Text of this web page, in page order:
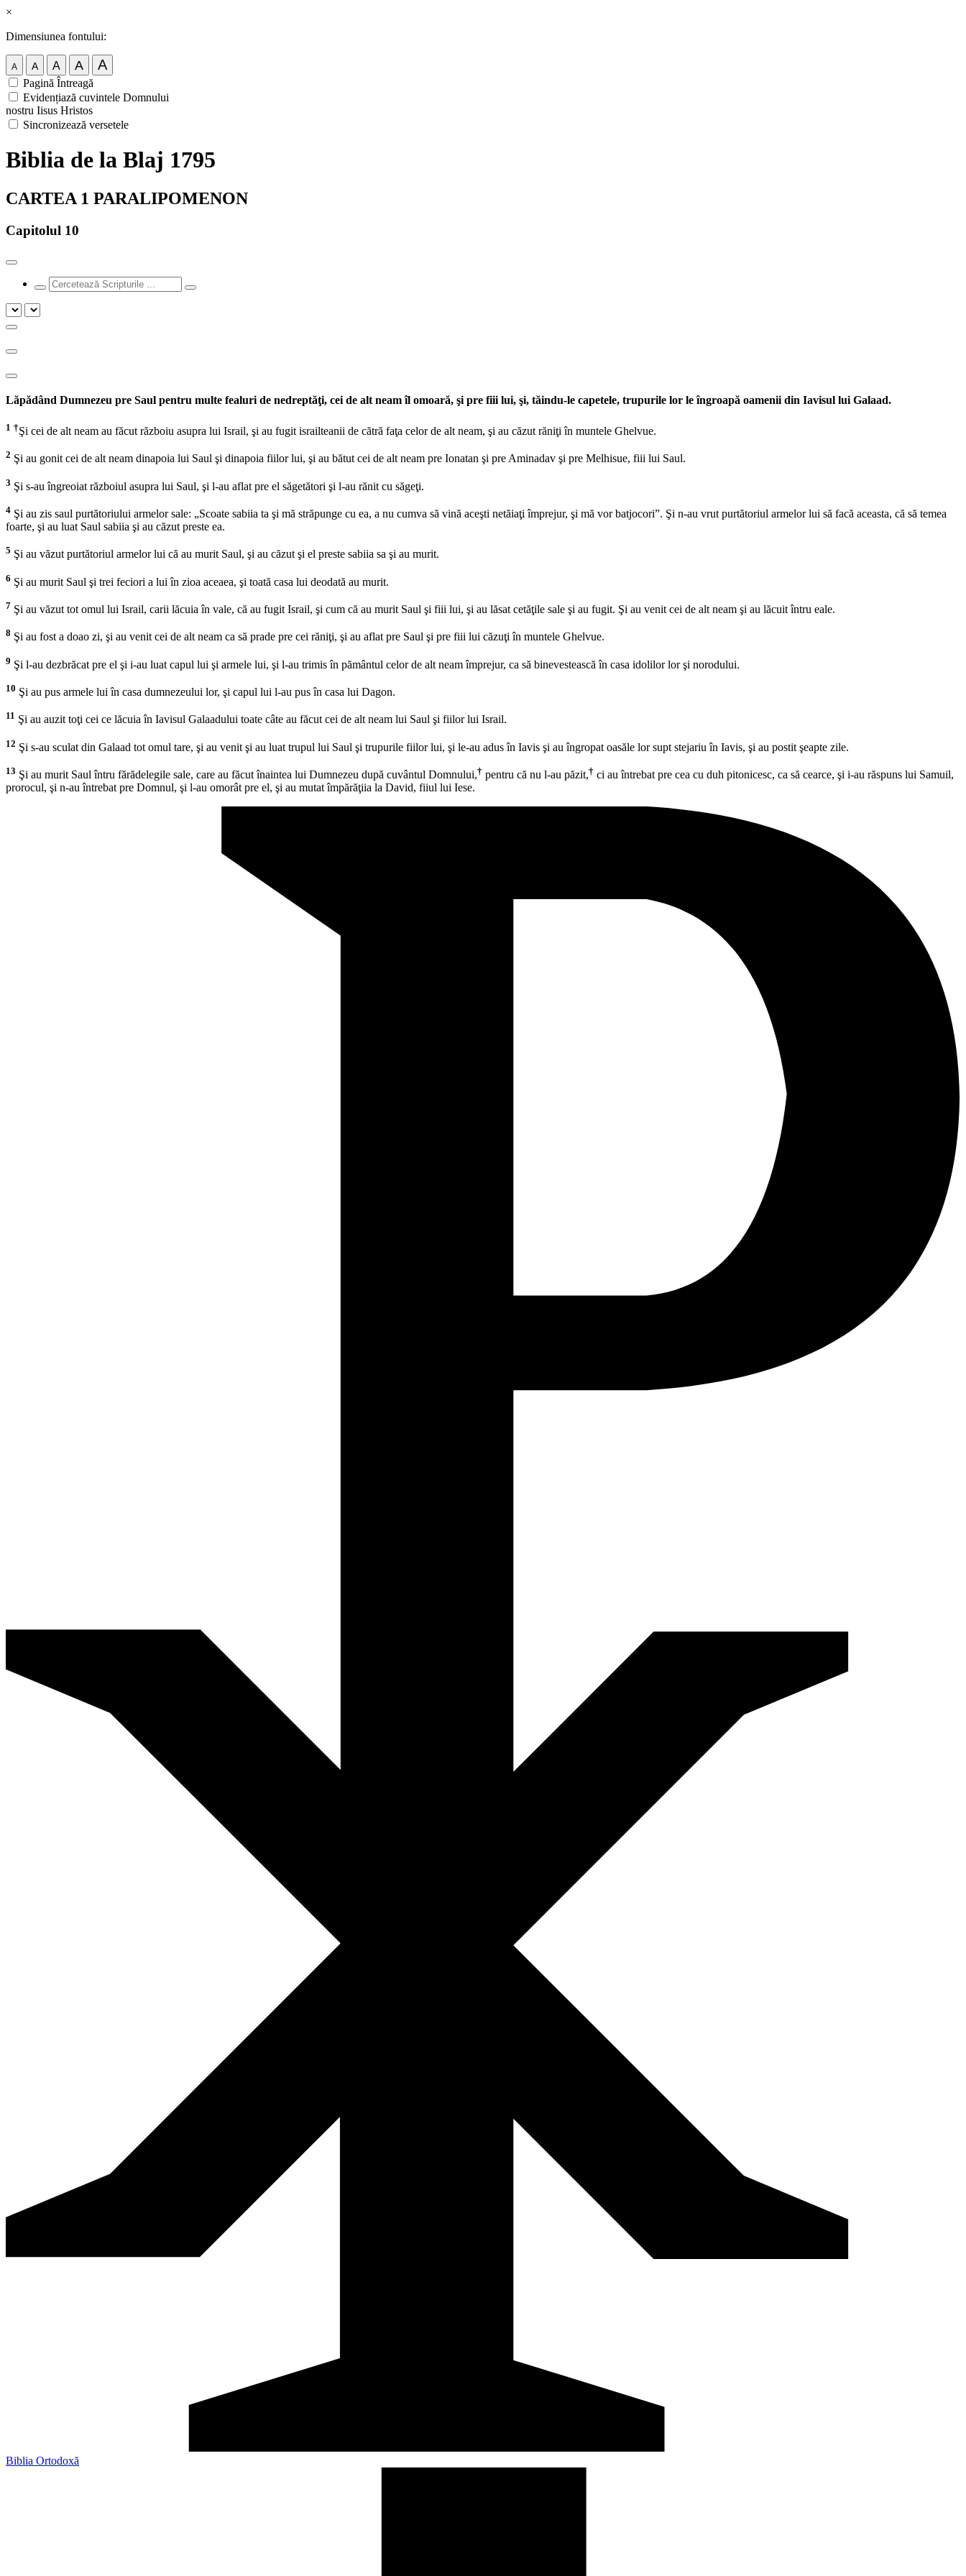
×
Dimensiunea fontului:
A A A A A
Pagină Întreagă
Evidențiază cuvintele Domnului
nostru Iisus Hristos
Sincronizează versetele
Biblia de la Blaj 1795
CARTEA 1 PARALIPOMENON
Capitolul 10
Lăpădând Dumnezeu pre Saul pentru multe fealuri de nedreptăţi, cei de alt neam îl omoară, şi pre fiii lui, şi, tăindu-le capetele, trupurile lor le îngroapă oamenii din Iavisul lui Galaad.
1 †Şi cei de alt neam au făcut războiu asupra lui Israil, şi au fugit israilteanii de cătră faţa celor de alt neam, şi au căzut răniţi în muntele Ghelvue.
2 Şi au gonit cei de alt neam dinapoia lui Saul şi dinapoia fiilor lui, şi au bătut cei de alt neam pre Ionatan şi pre Aminadav şi pre Melhisue, fiii lui Saul.
3 Şi s-au îngreoiat războiul asupra lui Saul, şi l-au aflat pre el săgetători şi l-au rănit cu săgeţi.
4 Şi au zis saul purtătoriului armelor sale: „Scoate sabiia ta şi mă străpunge cu ea, a nu cumva să vină aceşti netăiaţi împrejur, şi mă vor batjocori”. Şi n-au vrut purtătoriul armelor lui să facă aceasta, că să temea
foarte, şi au luat Saul sabiia şi au căzut preste ea.
5 Şi au văzut purtătoriul armelor lui că au murit Saul, şi au căzut şi el preste sabiia sa şi au murit.
6 Şi au murit Saul şi trei feciori a lui în zioa aceaea, şi toată casa lui deodată au murit.
7 Şi au văzut tot omul lui Israil, carii lăcuia în vale, că au fugit Israil, şi cum că au murit Saul şi fiii lui, şi au lăsat cetăţile sale şi au fugit. Şi au venit cei de alt neam şi au lăcuit întru eale.
8 Şi au fost a doao zi, şi au venit cei de alt neam ca să prade pre cei răniţi, şi au aflat pre Saul şi pre fiii lui căzuţi în muntele Ghelvue.
9 Şi l-au dezbrăcat pre el şi i-au luat capul lui şi armele lui, şi l-au trimis în pământul celor de alt neam împrejur, ca să binevestească în casa idolilor lor şi norodului.
10 Şi au pus armele lui în casa dumnezeului lor, şi capul lui l-au pus în casa lui Dagon.
11 Şi au auzit toţi cei ce lăcuia în Iavisul Galaadului toate câte au făcut cei de alt neam lui Saul şi fiilor lui Israil.
12 Şi s-au sculat din Galaad tot omul tare, şi au venit şi au luat trupul lui Saul şi trupurile fiilor lui, şi le-au adus în Iavis şi au îngropat oasăle lor supt stejariu în Iavis, şi au postit şeapte zile.
13 Şi au murit Saul întru fărădelegile sale, care au făcut înaintea lui Dumnezeu după cuvântul Domnului,† pentru că nu l-au păzit,† ci au întrebat pre cea cu duh pitonicesc, ca să cearce, şi i-au răspuns lui Samuil,
prorocul, şi n-au întrebat pre Domnul, şi l-au omorât pre el, şi au mutat împărăţiia la David, fiiul lui Iese.
Biblia Ortodoxă